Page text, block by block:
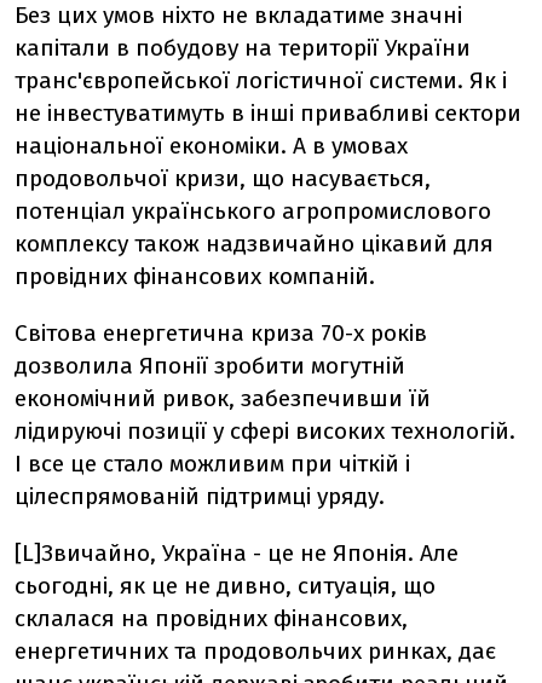
Без цих умов ніхто не вкладатиме значні
капітали в побудову на території України
транс'європейської логістичної системи. Як і
не інвестуватимуть в інші привабливі сектори
національної економіки. А в умовах
продовольчої кризи, що насувається,
потенціал українського агропромислового
комплексу також надзвичайно цікавий для
провідних фінансових компаній.
Світова енергетична криза 70-х років
дозволила Японії зробити могутній
економічний ривок, забезпечивши їй
лідируючі позиції у сфері високих технологій.
І все це стало можливим при чіткій і
цілеспрямованій підтримці уряду.
[L]Звичайно, Україна - це не Японія. Але
сьогодні, як це не дивно, ситуація, що
склалася на провідних фінансових,
енергетичних та продовольчих ринках, дає